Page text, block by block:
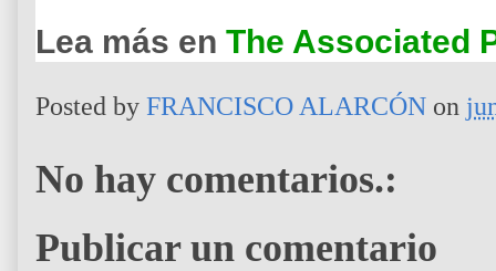
Lea más en The Associated
Posted by FRANCISCO ALARCÓN on
No hay comentarios.:
Publicar un comentario